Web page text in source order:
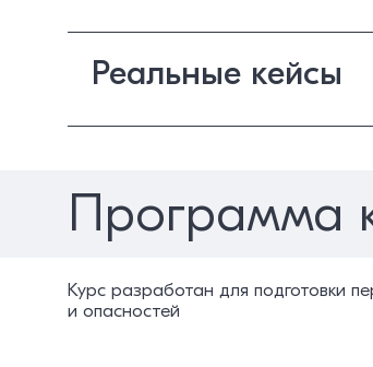
Реальные кейсы
Программа
Курс разработан для подготовки
и опасностей